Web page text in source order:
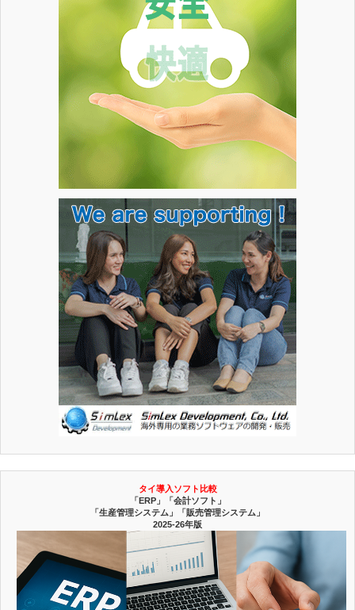
タイ導入ソフト比較
「ERP」「会計ソフト」
「生産管理システム」「販売管理システム」
2025-26年版